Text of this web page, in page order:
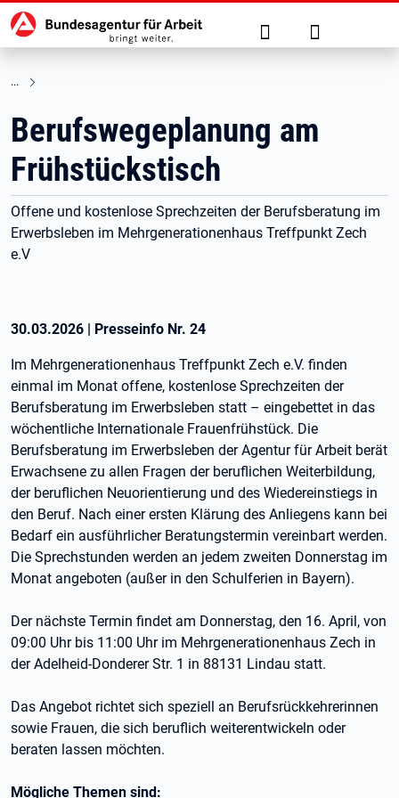
zu den Hauptinhalten springen
Hauptnavigation Suche Anmelden
Berufswegeplanung am
Frühstückstisch
Offene und kostenlose Sprechzeiten der Berufsberatung im
Erwerbsleben im Mehrgenerationenhaus Treffpunkt Zech
e.V
30.03.2026 | Presseinfo Nr. 24
Im Mehrgenerationenhaus Treffpunkt Zech e.V. finden
einmal im Monat offene, kostenlose Sprechzeiten der
Berufsberatung im Erwerbsleben statt – eingebettet in das
wöchentliche Internationale Frauenfrühstück. Die
Berufsberatung im Erwerbsleben der Agentur für Arbeit berät
Erwachsene zu allen Fragen der beruflichen Weiterbildung,
der beruflichen Neuorientierung und des Wiedereinstiegs in
den Beruf. Nach einer ersten Klärung des Anliegens kann bei
Bedarf ein ausführlicher Beratungstermin vereinbart werden.
Die Sprechstunden werden an jedem zweiten Donnerstag im
Monat angeboten (außer in den Schulferien in Bayern).
Der nächste Termin findet am Donnerstag, den 16. April, von
09:00 Uhr bis 11:00 Uhr im Mehrgenerationenhaus Zech in
der Adelheid-Donderer Str. 1 in 88131 Lindau statt.
Das Angebot richtet sich speziell an Berufsrückkehrerinnen
sowie Frauen, die sich beruflich weiterentwickeln oder
beraten lassen möchten.
Mögliche Themen sind: